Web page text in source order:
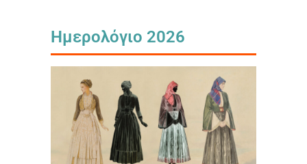
Ημερολόγιο 2026